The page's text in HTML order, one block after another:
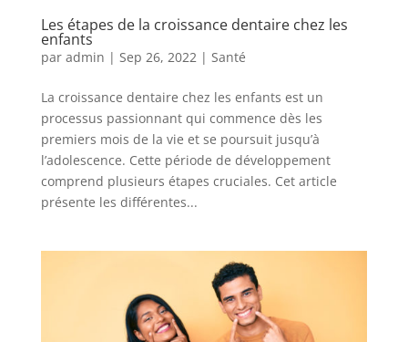
Les étapes de la croissance dentaire chez les
enfants
par admin | Sep 26, 2022 | Santé
La croissance dentaire chez les enfants est un
processus passionnant qui commence dès les
premiers mois de la vie et se poursuit jusqu’à
l’adolescence. Cette période de développement
comprend plusieurs étapes cruciales. Cet article
présente les différentes...